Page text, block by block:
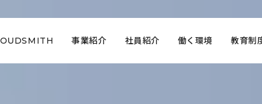
事業紹介 社員紹介 働く環境 教育制